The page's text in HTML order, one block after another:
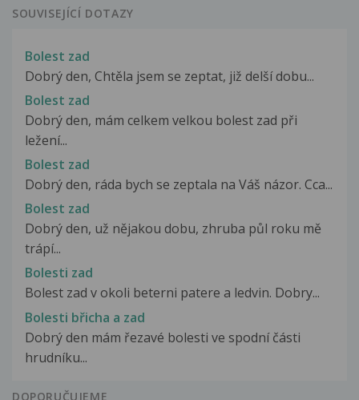
SOUVISEJÍCÍ DOTAZY
Bolest zad
Dobrý den, Chtěla jsem se zeptat, již delší dobu...
Bolest zad
Dobrý den, mám celkem velkou bolest zad při
ležení...
Bolest zad
Dobrý den, ráda bych se zeptala na Váš názor. Cca...
Bolest zad
Dobrý den, už nějakou dobu, zhruba půl roku mě
trápí...
Bolesti zad
Bolest zad v okoli beterni patere a ledvin. Dobry...
Bolesti břicha a zad
Dobrý den mám řezavé bolesti ve spodní části
hrudníku...
DOPORUČUJEME